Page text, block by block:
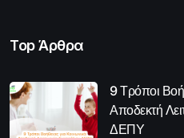
Top Άρθρα
9 Τρόποι
Αποδεκτή
ΔΕΠΥ